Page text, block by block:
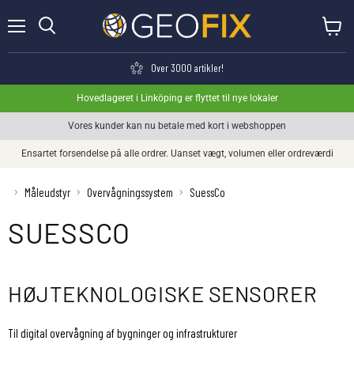
Over 3000 artikler!
Hovedlageret i Linköping er flyttet til nye lokaler
Vores kunder kan nu betale med kort i webshoppen
Ensartet forsendelse på alle ordrer. Uanset vægt, volumen eller ordreværdi
› Måleudstyr › Overvågningssystem › SuessCo
SUESSCO
HØJTEKNOLOGISKE SENSORER
Til digital overvågning af bygninger og infrastrukturer